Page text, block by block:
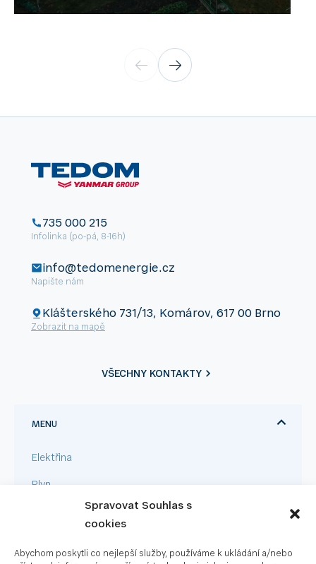
Spravovat Souhlas s
cookies
Abychom poskytli co nejlepší služby, používáme k ukládání a/nebo
735 000 215
Infolinka (po-pá, 8-16h)
info@tedomenergie.cz
Napište nám
Klášterského 731/13, Komárov, 617 00 Brno
Zobrazit na mapě
VŠECHNY KONTAKTY
MENU
Elektřina
Plyn